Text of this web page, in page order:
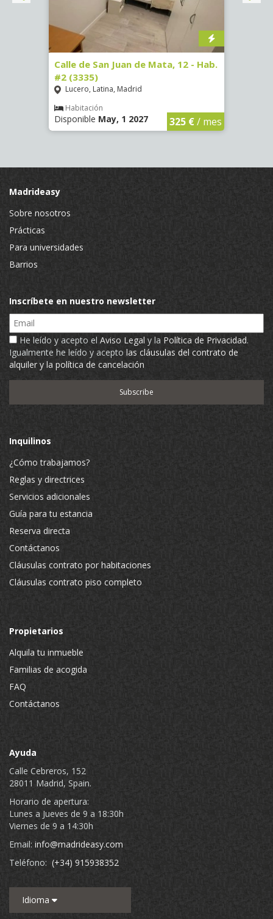
Calle de San Juan de Mata, 12 - Hab.
#2 (3335)
Lucero, Latina, Madrid
Habitación
Disponible May, 1 2027 325 €/ mes
Madrideasy
Sobre nosotros
Prácticas
Para universidades
Barrios
Inscríbete en nuestro newsletter
Email
He leído y acepto el Aviso Legal y la Política de Privacidad.
Igualmente he leído y acepto las cláusulas del contrato de
alquiler y la política de cancelación
Inquilinos
¿Cómo trabajamos?
Reglas y directrices
Servicios adicionales
Guía para tu estancia
Reserva directa
Contáctanos
Cláusulas contrato por habitaciones
Cláusulas contrato piso completo
Propietarios
Alquila tu inmueble
Familias de acogida
FAQ
Contáctanos
Ayuda
Calle Cebreros, 152
28011 Madrid, Spain.
Horario de apertura:
Lunes a Jueves de 9 a 18:30h
Viernes de 9 a 14:30h
Email: info@madrideasy.com
Teléfono: (+34) 915938352
Idioma